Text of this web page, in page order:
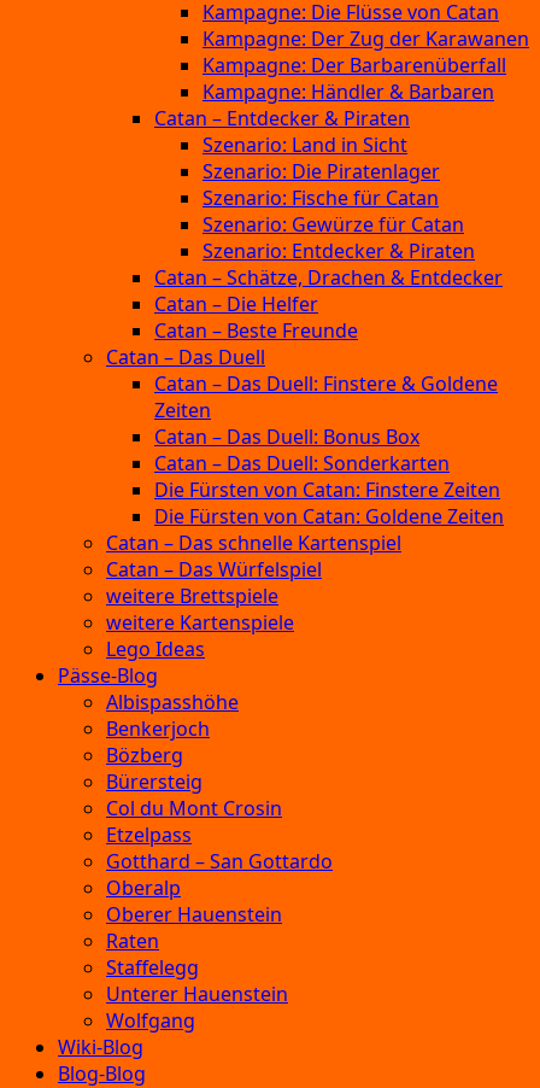
Kampagne: Die Flüsse von Catan
Kampagne: Der Zug der Karawanen
Kampagne: Der Barbarenüberfall
Kampagne: Händler & Barbaren
Catan – Entdecker & Piraten
Szenario: Land in Sicht
Szenario: Die Piratenlager
Szenario: Fische für Catan
Szenario: Gewürze für Catan
Szenario: Entdecker & Piraten
Catan – Schätze, Drachen & Entdecker
Catan – Die Helfer
Catan – Beste Freunde
Catan – Das Duell
Catan – Das Duell: Finstere & Goldene
Zeiten
Catan – Das Duell: Bonus Box
Catan – Das Duell: Sonderkarten
Die Fürsten von Catan: Finstere Zeiten
Die Fürsten von Catan: Goldene Zeiten
Catan – Das schnelle Kartenspiel
Catan – Das Würfelspiel
weitere Brettspiele
weitere Kartenspiele
Lego Ideas
Pässe-Blog
Albispasshöhe
Benkerjoch
Bözberg
Bürersteig
Col du Mont Crosin
Etzelpass
Gotthard – San Gottardo
Oberalp
Oberer Hauenstein
Raten
Staffelegg
Unterer Hauenstein
Wolfgang
Wiki-Blog
Blog-Blog